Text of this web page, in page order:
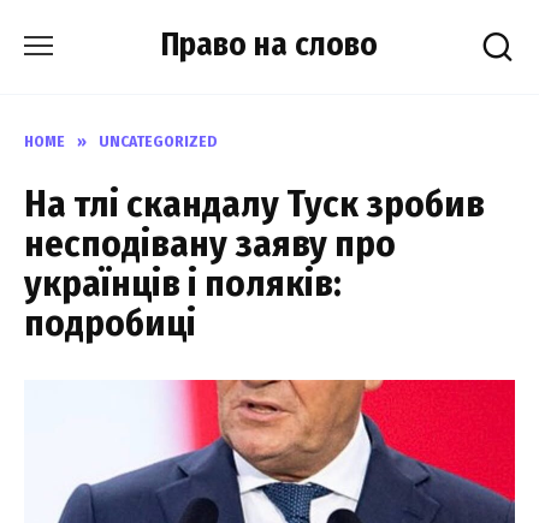
Право на слово
HOME » UNCATEGORIZED
На тлі скандалу Туск зробив
несподівану заяву про
українців і поляків:
подробиці